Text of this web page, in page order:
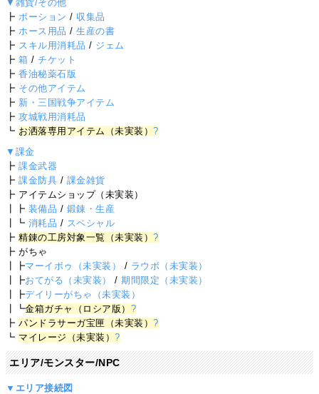
▼雑貨/その他
┣ポーション / 収集品
┣ホース用品 /生産の書
┣ スキル用消耗品 / ジェム
┣箱 /チケット
┣香油秘薬石版
┣ その他アイテム
┣ 新・三国戦争アイテム
┣攻城戦用消耗品
┗ お洒落専用アイテム（未実装）?
▼課金
┣課金武器
┣課金防具 / 課金雑貨
┣ アイテムショップ（未実装）
┃┣ 装備品 / 鍛錬・生産
┃┗ 消耗品 / スペシャル
┣精錬の工房対象一覧（未実装）?
┣ がちゃ
┃┣マーイボゥ（未実装） / ラウボ（未実装）
┃┣おてがる（未実装） /期間限定（未実装）
┃┣デイリーがちゃ（未実装）
┃┗金箱ガチャ（ロシア版） ?
┣パンドラサーガ宝匣（未実装）?
┗ マイレージ（未実装）?
エリア/モンスター/NPC
▼エリア接続図